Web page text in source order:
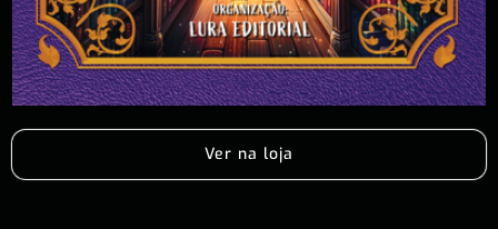
Ver na loja